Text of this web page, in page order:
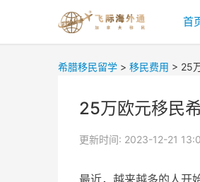
首
希腊移民留学 > 移民费用 > 25
25万欧元移民
更新时间: 2023-12-21
最近，越来越多的人开